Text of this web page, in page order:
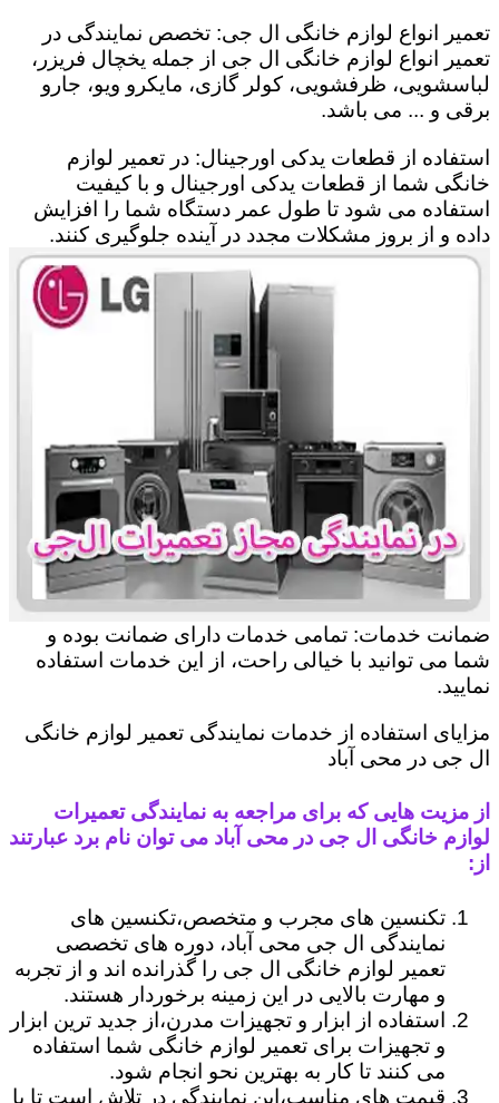
تعمیر انواع لوازم خانگی ال جی: تخصص نمایندگی در
تعمیر انواع لوازم خانگی ال جی از جمله یخچال فریزر،
لباسشویی، ظرفشویی، کولر گازی، مایکرو ویو، جارو
برقی و ... می باشد.
استفاده از قطعات یدکی اورجینال: در تعمیر لوازم
خانگی شما از قطعات یدکی اورجینال و با کیفیت
استفاده می شود تا طول عمر دستگاه شما را افزایش
داده و از بروز مشکلات مجدد در آینده جلوگیری کنند.
ضمانت خدمات: تمامی خدمات دارای ضمانت بوده و
شما می توانید با خیالی راحت، از این خدمات استفاده
نمایید.
مزایای استفاده از خدمات نمایندگی تعمیر لوازم خانگی
ال جی در محی آباد
از مزیت هایی که برای مراجعه به نمایندگی تعمیرات
لوازم خانگی ال جی در محی آباد می توان نام برد عبارتند
از:
تکنسین های مجرب و متخصص،تکنسین های
نمایندگی ال جی محی آباد، دوره های تخصصی
تعمیر لوازم خانگی ال جی را گذرانده اند و از تجربه
و مهارت بالایی در این زمینه برخوردار هستند.
استفاده از ابزار و تجهیزات مدرن،از جدید ترین ابزار
و تجهیزات برای تعمیر لوازم خانگی شما استفاده
می کنند تا کار به بهترین نحو انجام شود.
قیمت های مناسب،این نمایندگی در تلاش است تا با